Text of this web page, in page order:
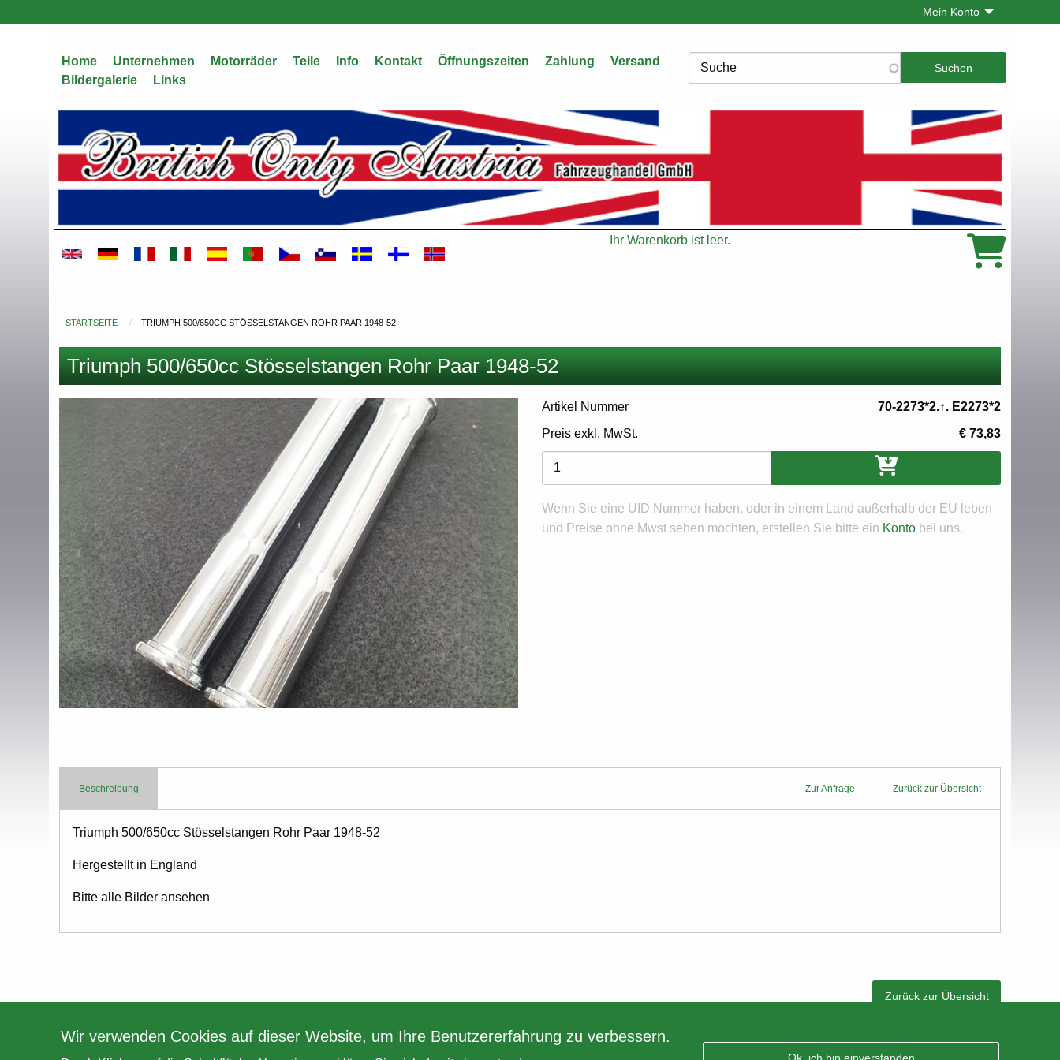
zum
Mein Konto
Home Unternehmen Motorräder Teile Info Kontakt Öffnungszeiten Zahlung
Versand
Bildergalerie
Links
Suche
Warenkorb
Ihr Warenkorb ist leer.
Du
bist
hier
STARTSEITE TRIUMPH 500/650CC STÖSSELSTANGEN ROHR PAAR 1948-52
Triumph 500/650cc Stösselstangen Rohr Paar 1948-52
Artikel Nummer
70-2273*2.↑. E2273*2
Preis exkl. MwSt.
€ 73,83
Varianten
Wenn Sie eine UID Nummer haben, oder in einem Land außerhalb der EU leben
und Preise ohne Mwst sehen möchten, erstellen Sie bitte ein Konto bei uns.
Beschreibung Zurück zur Übersicht
Zur Anfrage
Body
Triumph 500/650cc Stösselstangen Rohr Paar 1948-52
Hergestellt in England
Bitte alle Bilder ansehen
Zurück zur Übersicht
Wir verwenden Cookies auf dieser Website, um Ihre Benutzererfahrung zu verbessern.